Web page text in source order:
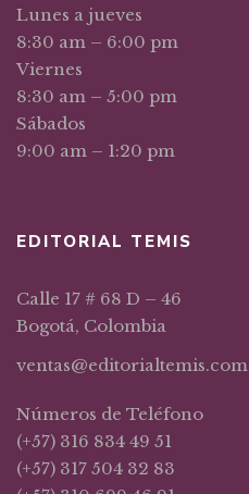
Lunes a jueves
8:30 am – 6:00 pm
Viernes
8:30 am – 5:00 pm
Sábados
9:00 am – 1:20 pm
EDITORIAL TEMIS
Calle 17 # 68 D – 46
Bogotá, Colombia
ventas@editorialtemis.com
Números de Teléfono
(+57) 316 834 49 51
(+57) 317 504 32 83